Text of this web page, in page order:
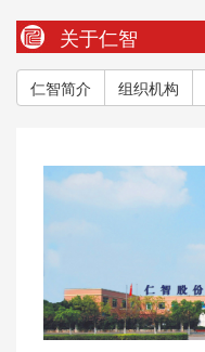
关于仁智
仁智简介 组织机构